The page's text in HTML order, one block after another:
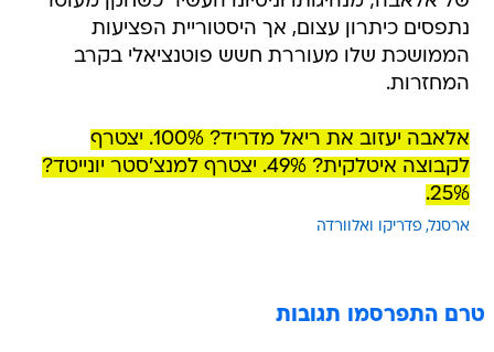
נתפסים כיתרון עצום, אך היסטוריית הפציעות
הממושכת שלו מעוררת חשש פוטנציאלי בקרב
המחזרות.
אלאבה יעזוב את ריאל מדריד? 100%. יצטרף
לקבוצה איטלקית? 49%. יצטרף למנצ'סטר יונייטד?
25%.
ארסנל פדריקו ואלוורדה
טרם התפרסמו תגובות